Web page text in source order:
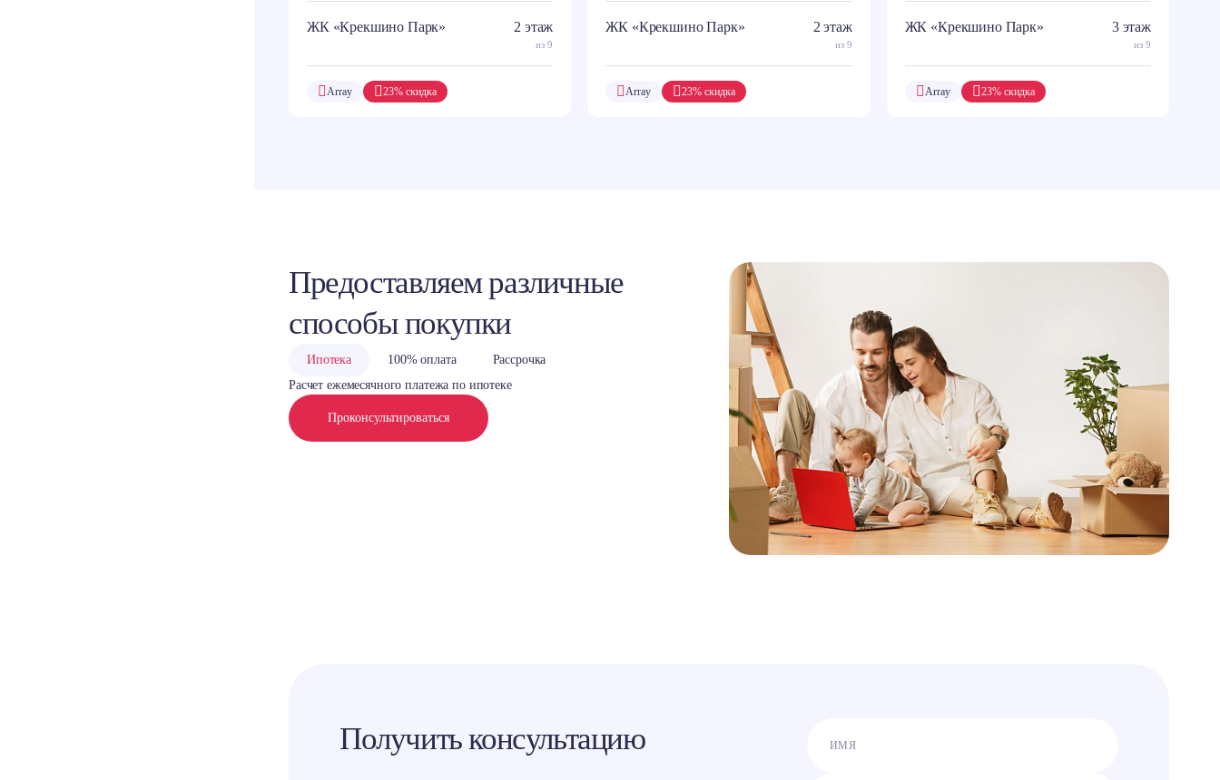
ЖК «Крекшино Парк» 2 этаж
из 9
23% скидка
Array
ЖК «Крекшино Парк» 2 этаж
из 9
23% скидка
Array
ЖК «Крекшино Парк» 3 этаж
из 9
23% скидка
Array
Предоставляем различные
способы покупки
Ипотека 100% оплата
Рассрочка
Расчет ежемесячного платежа по ипотеке
Проконсультироваться
Получить консультацию